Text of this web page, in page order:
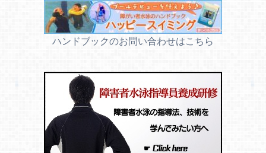
ハンドブックのお問い合わせはこちら